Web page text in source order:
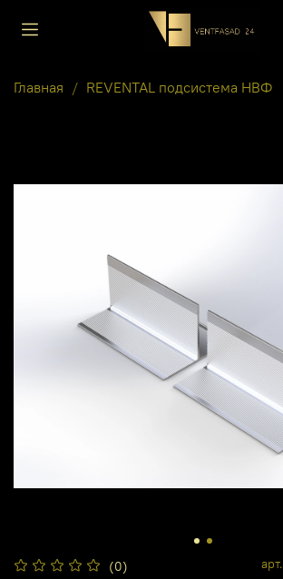
Главная REVENTAL подсистема НВФ
(0) арт.